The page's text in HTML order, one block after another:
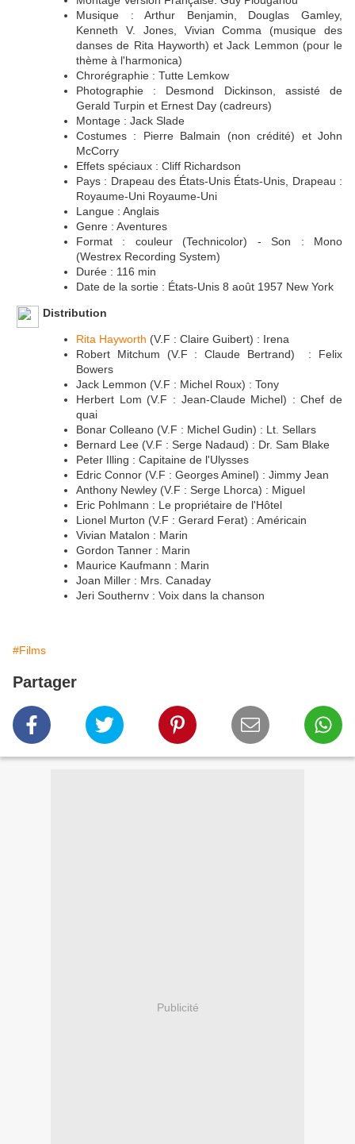
Musique : Arthur Benjamin, Douglas Gamley,
Kenneth V. Jones, Vivian Comma (musique des
danses de Rita Hayworth) et Jack Lemmon (pour le
thème à l'harmonica)
Chrorégraphie : Tutte Lemkow
Photographie : Desmond Dickinson, assisté de
Gerald Turpin et Ernest Day (cadreurs)
Montage : Jack Slade
Costumes : Pierre Balmain (non crédité) et John
McCorry
Effets spéciaux : Cliff Richardson
Pays : Drapeau des États-Unis États-Unis, Drapeau :
Royaume-Uni Royaume-Uni
Langue : Anglais
Genre : Aventures
Format : couleur (Technicolor) - Son : Mono
(Westrex Recording System)
Durée : 116 min
Date de la sortie : États-Unis 8 août 1957 New York
Distribution
Rita Hayworth (V.F : Claire Guibert) : Irena
Robert Mitchum (V.F : Claude Bertrand) : Felix
Bowers
Jack Lemmon (V.F : Michel Roux) : Tony
Herbert Lom (V.F : Jean-Claude Michel) : Chef de
quai
Bonar Colleano (V.F : Michel Gudin) : Lt. Sellars
Bernard Lee (V.F : Serge Nadaud) : Dr. Sam Blake
Peter Illing : Capitaine de l'Ulysses
Edric Connor (V.F : Georges Aminel) : Jimmy Jean
Anthony Newley (V.F : Serge Lhorca) : Miguel
Eric Pohlmann : Le propriétaire de l'Hôtel
Lionel Murton (V.F : Gerard Ferat) : Américain
Vivian Matalon : Marin
Gordon Tanner : Marin
Maurice Kaufmann : Marin
Joan Miller : Mrs. Canaday
Jeri Southernv : Voix dans la chanson
#Films
Partager
Publicité